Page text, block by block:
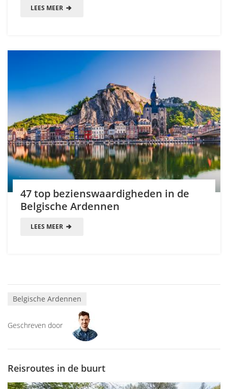
LEES MEER
47 top bezienswaardigheden in de
Belgische Ardennen
LEES MEER
Belgische Ardennen
Geschreven door
Reisroutes in de buurt